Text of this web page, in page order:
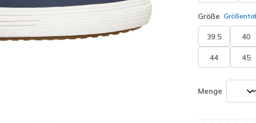
Größe
39.5 40
44 45
Menge